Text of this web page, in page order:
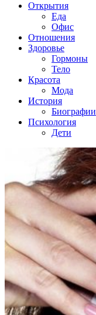
Открытия
Еда
Офис
Отношения
Здоровье
Гормоны
Тело
Красота
Мода
История
Биографии
Психология
Дети